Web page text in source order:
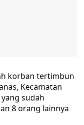
korban tertimbun
Kecamatan
sudah
8 orang lainnya